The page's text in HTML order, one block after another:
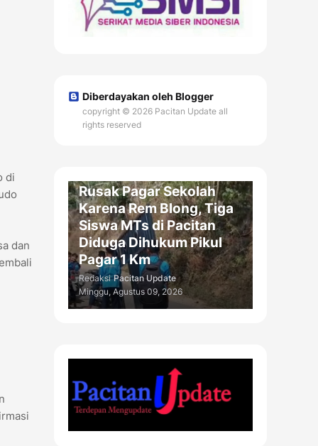
di
dan
Diberdayakan oleh Blogger
copyright © 2026 Pacitan Update all
rights reserved
Rusak Pagar Sekolah
Karena Rem Blong, Tiga
Siswa MTs di Pacitan
Diduga Dihukum Pikul
Pagar 1 Km
Redaksi Pacitan Update
Minggu, Agustus 09, 2026